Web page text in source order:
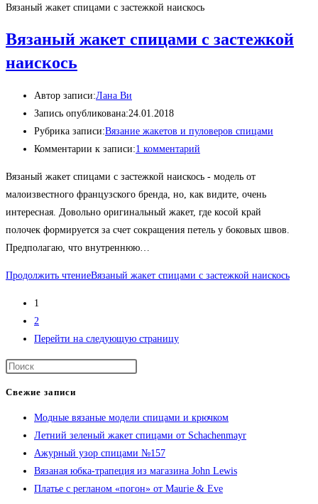
Вязаный жакет спицами с застежкой наискось
Вязаный жакет спицами с застежкой
наискось
Автор записи:Лана Ви
Запись опубликована:24.01.2018
Рубрика записи:Вязание жакетов и пуловеров спицами
Комментарии к записи:1 комментарий
Вязаный жакет спицами с застежкой наискось - модель от
малоизвестного французского бренда, но, как видите, очень
интересная. Довольно оригинальный жакет, где косой край
полочек формируется за счет сокращения петель у боковых швов.
Предполагаю, что внутреннюю…
Продолжить чтениеВязаный жакет спицами с застежкой наискось
1
2
Перейти на следующую страницу
Свежие записи
Модные вязаные модели спицами и крючком
Летний зеленый жакет спицами от Schachenmayr
Ажурный узор спицами №157
Вязаная юбка-трапеция из магазина John Lewis
Платье с регланом «погон» от Maurie & Eve